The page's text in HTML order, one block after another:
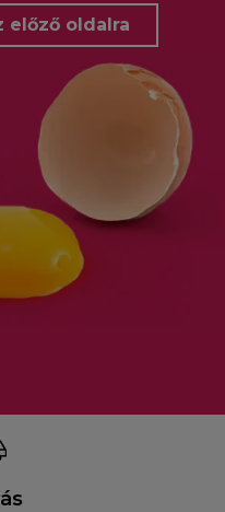
előző oldalra